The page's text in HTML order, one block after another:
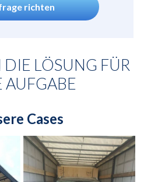
richten
LÖSUNG FÜR
AUFGABE
Cases